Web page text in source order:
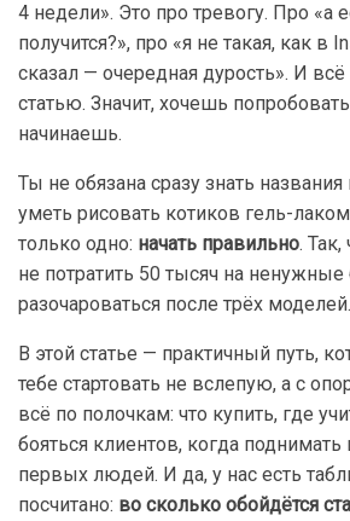
4 недели». Это про тревогу. Про «а
получится?», про «я не такая, как в
сказал — очередная дурость». И
статью. Значит, хочешь
начинаешь.
Ты не обязана сразу знать
уметь рисовать котиков гель-
только одно: начать правильно. Так,
не потратить 50 тысяч на ненужные
разочароваться после трёх моделей.
В этой статье — практичный путь,
тебе стартовать не вслепую, а с
всё по полочкам: что купить, где
бояться клиентов, когда поднимать
первых людей. И да, у нас есть
посчитано: во сколько обойдётся